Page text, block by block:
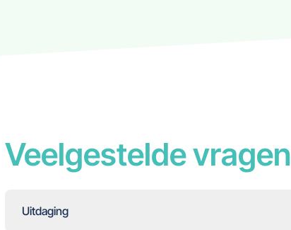
Veelgestelde vragen
Uitdaging